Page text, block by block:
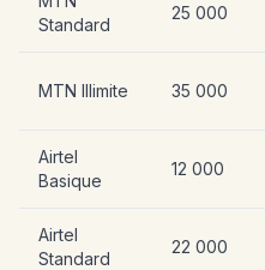
Standard
25 000
MTN Illimite 35 000
Airtel
Basique
12 000
Airtel
Standard
22 000